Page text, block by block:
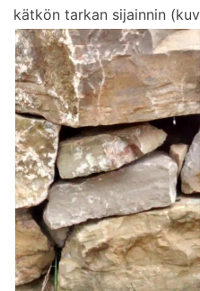
kätkön tarkan sijainnin